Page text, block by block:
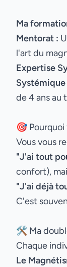
Ma
Mentorat :
l'art du
Expertise
de 4 ans au
🎯 Pourquoi
Vous vous
"J'ai tout
confort),
"J'ai déjà
C'est
🛠️ Ma
Chaque
Le